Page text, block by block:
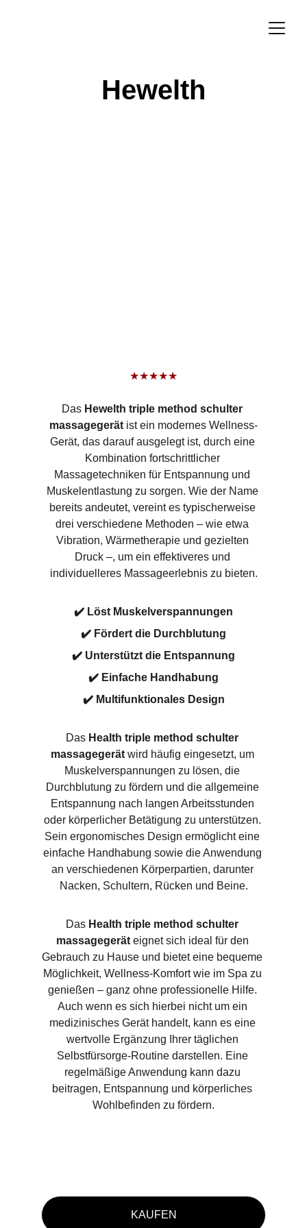
Hewelth
Das Hewelth triple method schulter
massagegerät ist ein modernes Wellness-
Gerät, das darauf ausgelegt ist, durch eine
Kombination fortschrittlicher
Massagetechniken für Entspannung und
Muskelentlastung zu sorgen. Wie der Name
bereits andeutet, vereint es typischerweise
drei verschiedene Methoden – wie etwa
Vibration, Wärmetherapie und gezielten
Druck –, um ein effektiveres und
individuelleres Massageerlebnis zu bieten.
✔️ Löst Muskelverspannungen
✔️ Fördert die Durchblutung
✔️ Unterstützt die Entspannung
✔️ Einfache Handhabung
✔️ Multifunktionales Design
Das Health triple method schulter
massagegerät wird häufig eingesetzt, um
Muskelverspannungen zu lösen, die
Durchblutung zu fördern und die allgemeine
Entspannung nach langen Arbeitsstunden
oder körperlicher Betätigung zu unterstützen.
Sein ergonomisches Design ermöglicht eine
einfache Handhabung sowie die Anwendung
an verschiedenen Körperpartien, darunter
Nacken, Schultern, Rücken und Beine.
Das Health triple method schulter
massagegerät eignet sich ideal für den
Gebrauch zu Hause und bietet eine bequeme
Möglichkeit, Wellness-Komfort wie im Spa zu
genießen – ganz ohne professionelle Hilfe.
Auch wenn es sich hierbei nicht um ein
medizinisches Gerät handelt, kann es eine
wertvolle Ergänzung Ihrer täglichen
Selbstfürsorge-Routine darstellen. Eine
regelmäßige Anwendung kann dazu
beitragen, Entspannung und körperliches
Wohlbefinden zu fördern.
KAUFEN
★★★★★